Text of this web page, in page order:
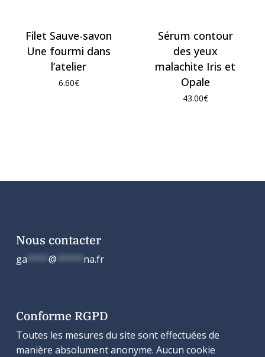
Filet Sauve-savon
Une fourmi dans
l’atelier
6.60€
Sérum contour
des yeux
malachite Iris et
Opale
43.00€
Nous contacter
ga **** @ ***** na.fr
Conforme RGPD
Toutes les mesures du site sont effectuées de
manière absolument anonyme. Aucun cookie